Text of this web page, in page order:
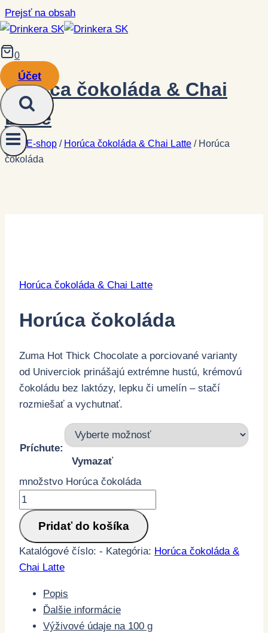
Prejsť na obsah
0
Účet
Horúca čokoláda & Chai
Latte
E-shop / Horúca čokoláda & Chai Latte / Horúca
čokoláda
Horúca čokoláda & Chai Latte
Horúca čokoláda
Zuma Hot Thick Chocolate a porciované varianty
od Univerciok prinášajú extrémne hustú, krémovú
čokoládu bez laktózy, lepku či umelín – stačí
rozmiešať a vychutnať.
Príchute:
Vymazať
množstvo Horúca čokoláda
Pridať do košíka
Katalógové číslo: - Kategória: Horúca čokoláda &
Chai Latte
Popis
Ďalšie informácie
Výživové údaje na 100 g